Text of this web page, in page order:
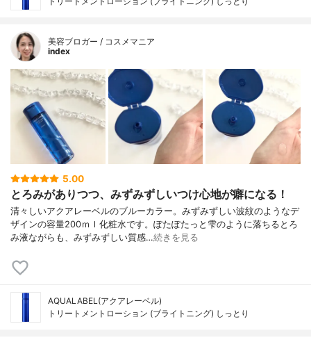
美容ブロガー / コスメマニア
index
5.00
とろみがありつつ、みずみずしいつけ心地が癖になる！
清々しいアクアレーベルのブルーカラー。みずみずしい波紋のようなデ
ザインの容量200ｍｌ化粧水です。ぽたぽたっと雫のように落ちるとろ
み液ながらも、みずみずしい質感…続きを見る
AQUALABEL(アクアレーベル)
トリートメントローション (ブライトニング) しっとり